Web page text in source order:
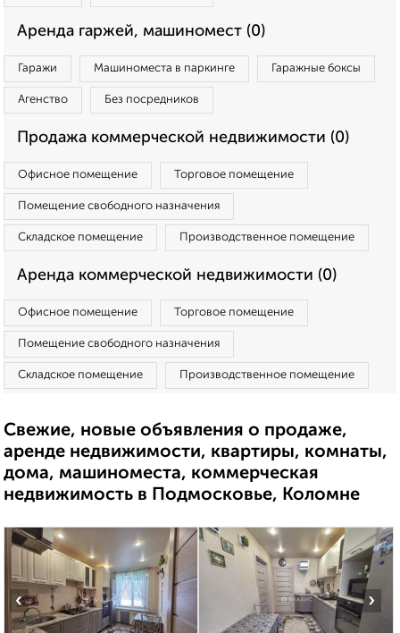
Аренда гаржей, машиномест (0)
Гаражи Машиноместа в паркинге Гаражные боксы
Агенство Без посредников
Продажа коммерческой недвижимости (0)
Офисное помещение Торговое помещение
Помещение свободного назначения
Складское помещение Производственное помещение
Аренда коммерческой недвижимости (0)
Офисное помещение Торговое помещение
Помещение свободного назначения
Складское помещение Производственное помещение
Свежие, новые объявления о продаже,
аренде недвижимости, квартиры, комнаты,
дома, машиноместа, коммерческая
недвижимость в Подмосковье, Коломне
‹ ›